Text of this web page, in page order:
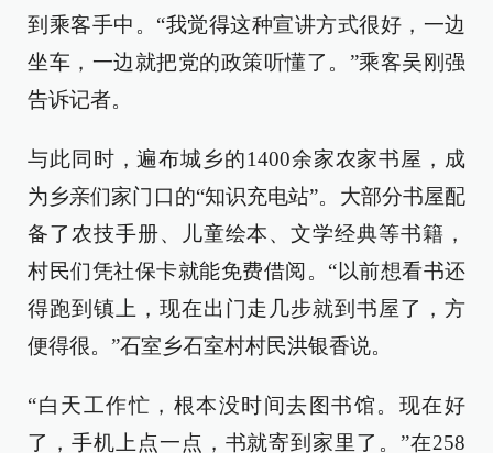
到乘客手中。“我觉得这种宣讲方式很好，一边
坐车，一边就把党的政策听懂了。”乘客吴刚强
告诉记者。
与此同时，遍布城乡的1400余家农家书屋，成
为乡亲们家门口的“知识充电站”。大部分书屋配
备了农技手册、儿童绘本、文学经典等书籍，
村民们凭社保卡就能免费借阅。“以前想看书还
得跑到镇上，现在出门走几步就到书屋了，方
便得很。”石室乡石室村村民洪银香说。
“白天工作忙，根本没时间去图书馆。现在好
了，手机上点一点，书就寄到家里了。”在258